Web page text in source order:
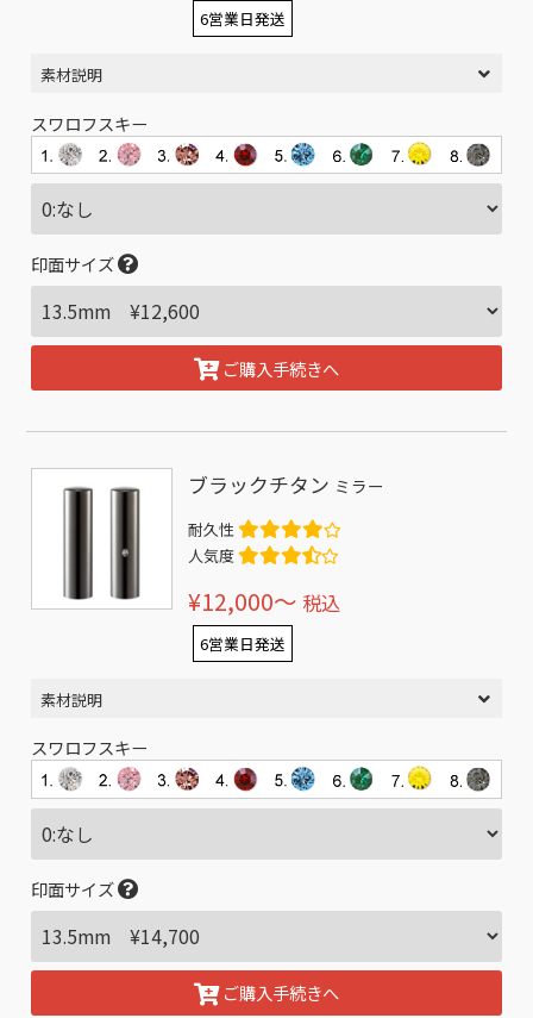
6営業日発送
素材説明
スワロフスキー
印面サイズ
ご購入手続きへ
ブラックチタン ミラー
耐久性
人気度
¥12,000〜 税込
6営業日発送
素材説明
スワロフスキー
印面サイズ
ご購入手続きへ